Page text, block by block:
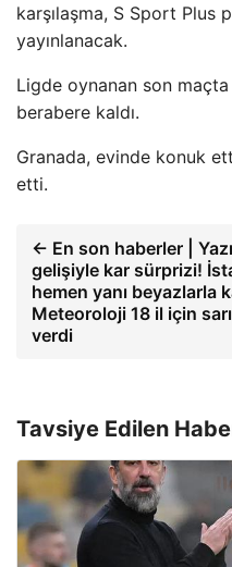
karşılaşma, S Sport Plus
yayınlanacak.
Ligde oynanan son
berabere kaldı.
Granada, evinde konuk
etti.
← En son haberler |
gelişiyle kar sürprizi!
hemen yanı beyazlarla
Meteoroloji 18 il için
verdi
Tavsiye Edilen